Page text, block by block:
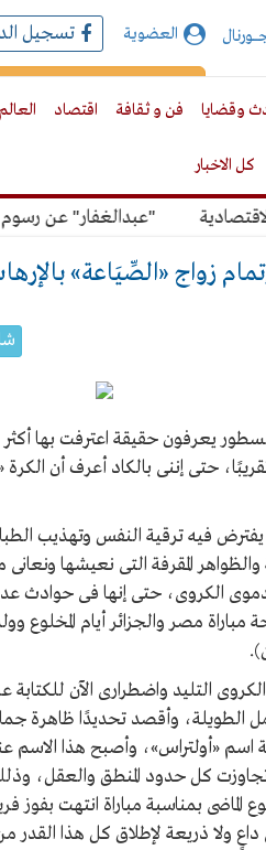
العضوية تسجيل
وقضايا فن و ثقافة اقتصاد العالم
كل الاخبار
"عبدالغفار" عن رسوم
زواج «الصِّيَاعة»
يعرفون حقيقة اعترفت بها أكثر
حتى إننى بالكاد أعرف أن
يفترض فيه ترقية النفس وتهذيب
المقرفة التى نعيشها
الكروى، حتى إنها فى حوادث
مباراة مصر والجزائر أيام المخلوع
التليد واضطرارى الآن للكتابة
الطويلة، وأقصد تحديدًا ظاهرة
اسم «أولتراس»، وأصبح هذا
تجاوزت كل حدود المنطق والعقل،
الماضى بمناسبة مباراة انتهت بفوز
ولا ذريعة لإطلاق كل هذا القدر